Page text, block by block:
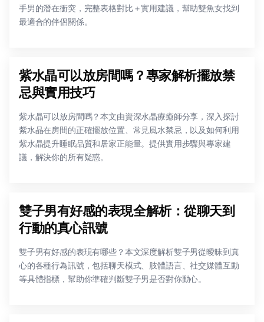
手男的潛在衝突，完整表格對比＋實用建議，幫助雙魚女找到
最適合的伴侶關係。
紫水晶可以放房間嗎？專家解析擺放禁
忌與實用技巧
紫水晶可以放房間嗎？本文由資深水晶療癒師分享，深入探討
紫水晶在房間的正確擺放位置、常見風水禁忌，以及如何利用
紫水晶提升睡眠品質和居家正能量。提供實用步驟與專家建
議，解決你的所有疑惑。
雙子男有好感的表現全解析：從聊天到
行動的真心訊號
雙子男有好感的表現有哪些？本文深度解析雙子男從曖昧到真
心的各種行為訊號，包括聊天模式、肢體語言、社交媒體互動
等具體指標，幫助你準確判斷雙子男是否對你動心。